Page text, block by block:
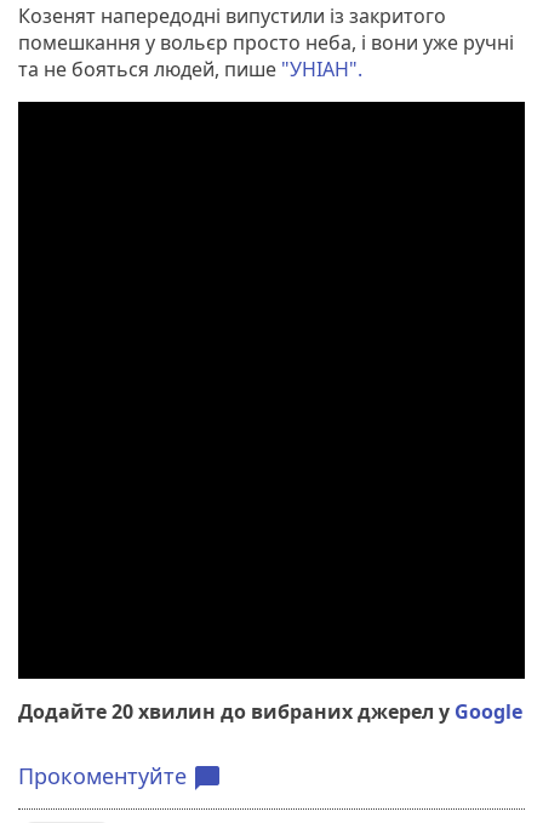
Козенят напередодні випустили із закритого
помешкання у вольєр просто неба, і вони уже ручні
та не бояться людей, пише "УНІАН".
Додайте 20 хвилин до вибраних джерел у Google
Прокоментуйте chat_bubble